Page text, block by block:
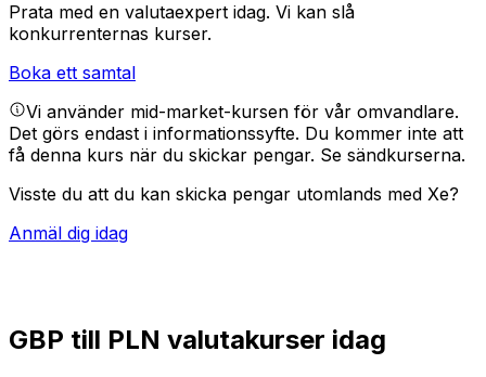
Prata med en valutaexpert idag. Vi kan slå
konkurrenternas kurser.
Boka ett samtal
Vi använder mid-market-kursen för vår omvandlare.
Det görs endast i informationssyfte. Du kommer inte att
få denna kurs när du skickar pengar. Se sändkurserna.
Visste du att du kan skicka pengar utomlands med Xe?
Anmäl dig idag
GBP till PLN valutakurser idag